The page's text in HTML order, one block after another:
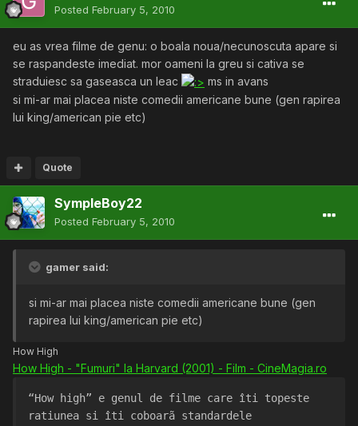
Posted February 5, 2010
eu as vrea filme de genu: o boala noua/necunoscuta apare si
se raspandeste imediat. mor oameni la greu si cativa se
straduiesc sa gaseasca un leac
ms in avans
si mi-ar mai placea niste comedii americane bune (gen rapirea
lui king/american pie etc)
Quote
SympleBoy22
Posted February 5, 2010
gamer said:
si mi-ar mai placea niste comedii americane bune (gen
rapirea lui king/american pie etc)
How High
How High - "Fumuri" la Harvard (2001) - Film - CineMagia.ro
“How high” e genul de filme care îti topeste
ratiunea si îti coboarã standardele